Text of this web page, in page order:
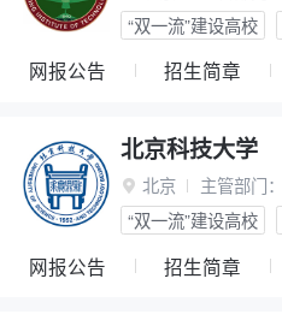
“双一流”建设高校
网报公告 招生简章
北京科技大学
 北京 主管部门：
“双一流”建设高校
网报公告 招生简章